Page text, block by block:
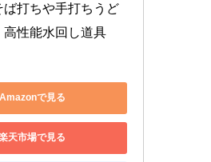
ば打ちや手打ちうど
高性能水回し道具
Amazonで見る
天市場で見る